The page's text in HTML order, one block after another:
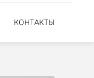
КОНТАКТЫ